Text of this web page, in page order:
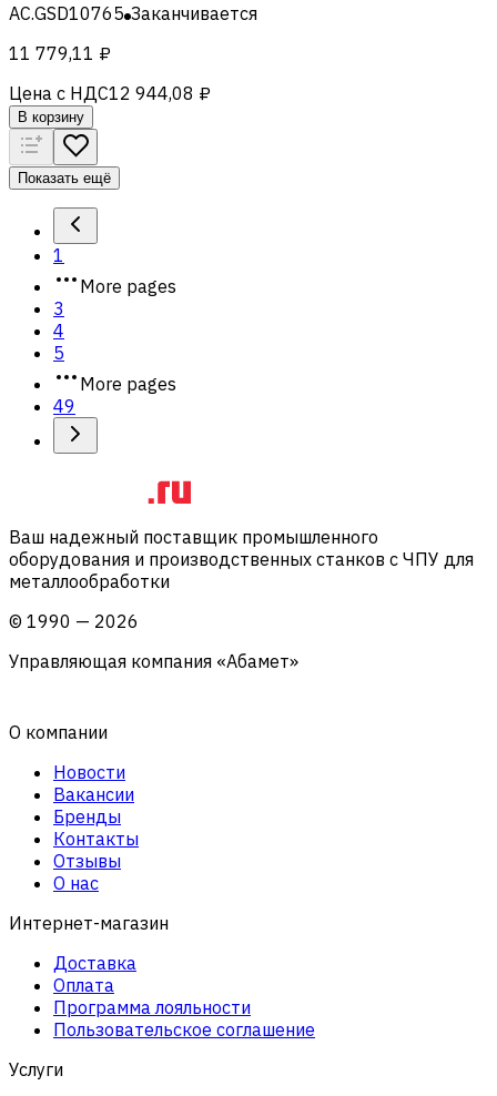
AC.GSD10765 Заканчивается
11 779,11 ₽
Цена с НДС12 944,08 ₽
В корзину
Показать ещё
1
More pages
3
4
5
More pages
49
Ваш надежный поставщик промышленного
оборудования и производственных станков с ЧПУ для
металлообработки
© 1990 — 2026
Управляющая компания «Абамет»
О компании
Новости
Вакансии
Бренды
Контакты
Отзывы
О нас
Интернет-магазин
Доставка
Оплата
Программа лояльности
Пользовательское соглашение
Услуги